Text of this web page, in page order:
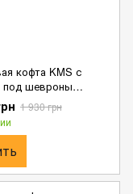
кофта KMS с
под шевроны
размер S
1 930 грн